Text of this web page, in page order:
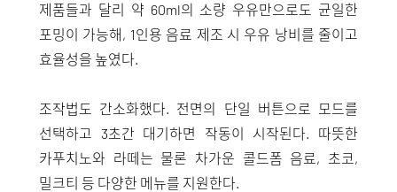
제품들과 달리 약 60ml의 소량 우유만으로도 균일한
포밍이 가능해, 1인용 음료 제조 시 우유 낭비를 줄이고
효율성을 높였다.
조작법도 간소화했다. 전면의 단일 버튼으로 모드를
선택하고 3초간 대기하면 작동이 시작된다. 따뜻한
카푸치노와 라떼는 물론 차가운 콜드폼 음료, 초코,
밀크티 등 다양한 메뉴를 지원한다.